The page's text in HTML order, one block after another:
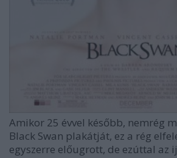
Amikor 25 évvel később, nemrég
Black Swan plakátját, ez a rég
egyszerre előugrott, de ezúttal az